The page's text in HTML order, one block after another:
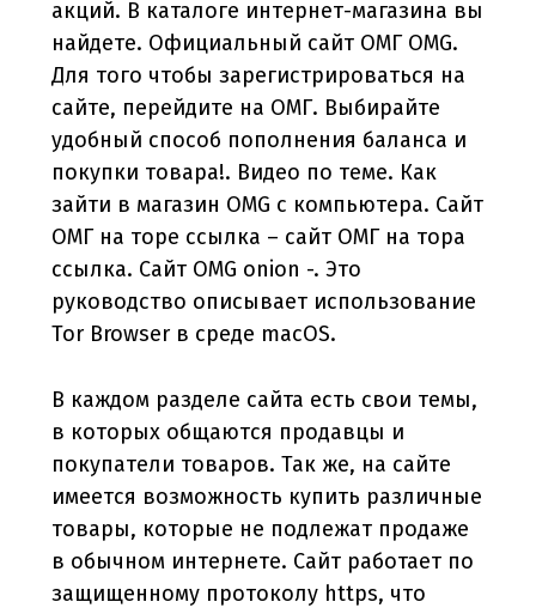
акций. В каталоге интернет-магазина вы
найдете. Официальный сайт ОМГ OMG.
Для того чтобы зарегистрироваться на
сайте, перейдите на ОМГ. Выбирайте
удобный способ пополнения баланса и
покупки товара!. Видео по теме. Как
зайти в магазин OMG с компьютера. Сайт
ОМГ на торе ссылка – сайт ОМГ на тора
ссылка. Сайт OMG onion -. Это
руководство описывает использование
Tor Browser в среде macOS.
В каждом разделе сайта есть свои темы,
в которых общаются продавцы и
покупатели товаров. Так же, на сайте
имеется возможность купить различные
товары, которые не подлежат продаже
в обычном интернете. Сайт работает по
защищенному протоколу https, что